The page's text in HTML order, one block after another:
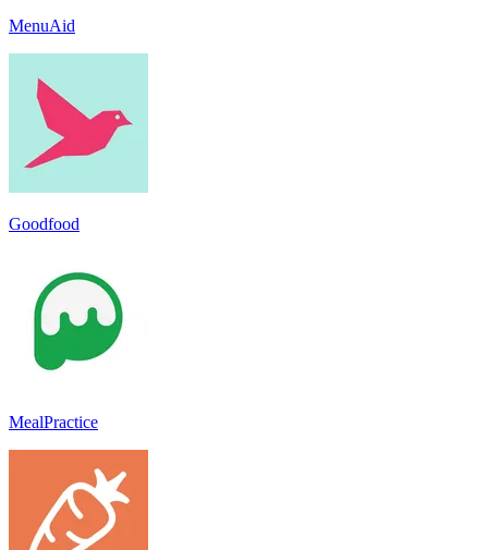
MenuAid
Goodfood
MealPractice